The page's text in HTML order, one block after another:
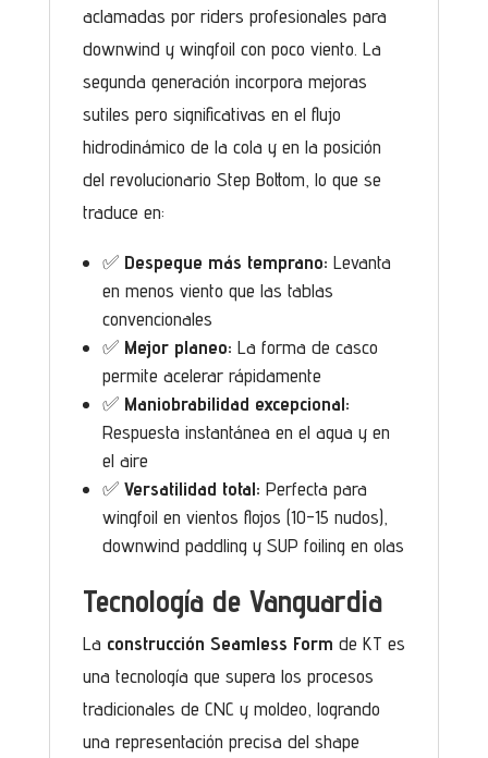
aclamadas por riders profesionales para
downwind y wingfoil con poco viento. La
segunda generación incorpora mejoras
sutiles pero significativas en el flujo
hidrodinámico de la cola y en la posición
del revolucionario Step Bottom, lo que se
traduce en:
✅ Despegue más temprano: Levanta
en menos viento que las tablas
convencionales
✅ Mejor planeo: La forma de casco
permite acelerar rápidamente
✅ Maniobrabilidad excepcional:
Respuesta instantánea en el agua y en
el aire
✅ Versatilidad total: Perfecta para
wingfoil en vientos flojos (10-15 nudos),
downwind paddling y SUP foiling en olas
Tecnología de Vanguardia
La construcción Seamless Form de KT es
una tecnología que supera los procesos
tradicionales de CNC y moldeo, logrando
una representación precisa del shape